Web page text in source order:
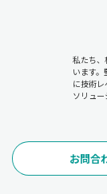
私たち、
います
に技術
ソリュー
お問合